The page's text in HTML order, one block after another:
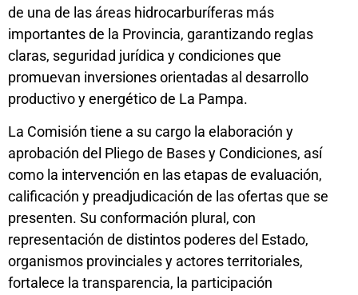
de una de las áreas hidrocarburíferas más
importantes de la Provincia, garantizando reglas
claras, seguridad jurídica y condiciones que
promuevan inversiones orientadas al desarrollo
productivo y energético de La Pampa.
La Comisión tiene a su cargo la elaboración y
aprobación del Pliego de Bases y Condiciones, así
como la intervención en las etapas de evaluación,
calificación y preadjudicación de las ofertas que se
presenten. Su conformación plural, con
representación de distintos poderes del Estado,
organismos provinciales y actores territoriales,
fortalece la transparencia, la participación